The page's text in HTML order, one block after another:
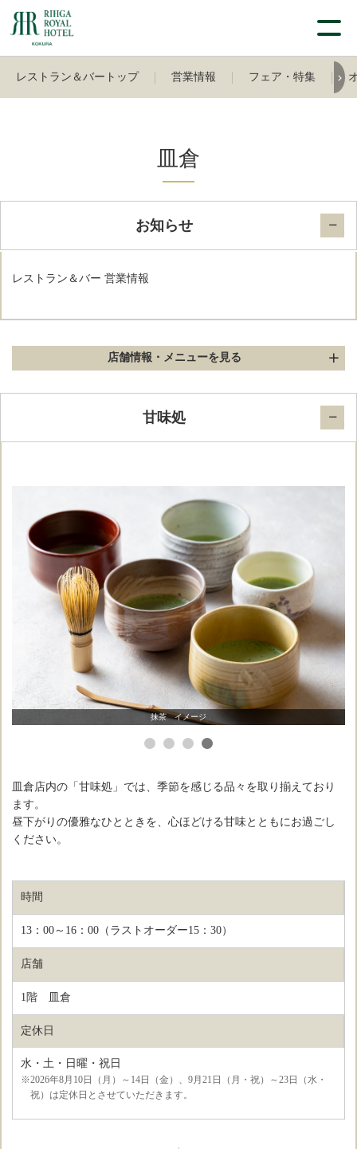
レストラン＆バートップ 営業情報 フェア・特集
皿倉
お知らせ
レストラン＆バー 営業情報
店舗情報 ・メニューを見る
甘味処
抹茶 イメージ
皿倉店内の「甘味処」では、季節を感じる品々を取り揃えており
ます。
昼下がりの優雅なひとときを、心ほどける甘味とともにお過ごし
ください。
時間
13：00～16：00（ラストオーダー15：30）
店舗
1階 皿倉
定休日
水・土・日曜・祝日
※2026年8月10日（月）～14日（金）、9月21日（月・祝）～23日（水・
祝）は定休日とさせていただきます。